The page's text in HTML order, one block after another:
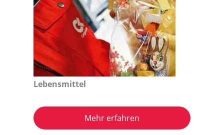
Lebensmittel
Mehr erfahren